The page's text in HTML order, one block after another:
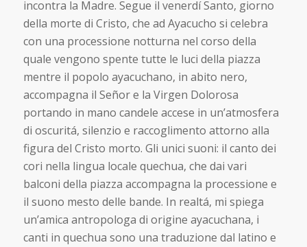
incontra la Madre. Segue il venerdí Santo, giorno
della morte di Cristo, che ad Ayacucho si celebra
con una processione notturna nel corso della
quale vengono spente tutte le luci della piazza
mentre il popolo ayacuchano, in abito nero,
accompagna il Señor e la Virgen Dolorosa
portando in mano candele accese in un’atmosfera
di oscuritá, silenzio e raccoglimento attorno alla
figura del Cristo morto. Gli unici suoni: il canto dei
cori nella lingua locale quechua, che dai vari
balconi della piazza accompagna la processione e
il suono mesto delle bande. In realtá, mi spiega
un’amica antropologa di origine ayacuchana, i
canti in quechua sono una traduzione dal latino e